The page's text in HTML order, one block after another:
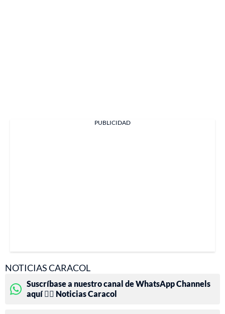
PUBLICIDAD
NOTICIAS CARACOL
Suscríbase a nuestro canal de WhatsApp Channels
aquí 👉🏻 Noticias Caracol